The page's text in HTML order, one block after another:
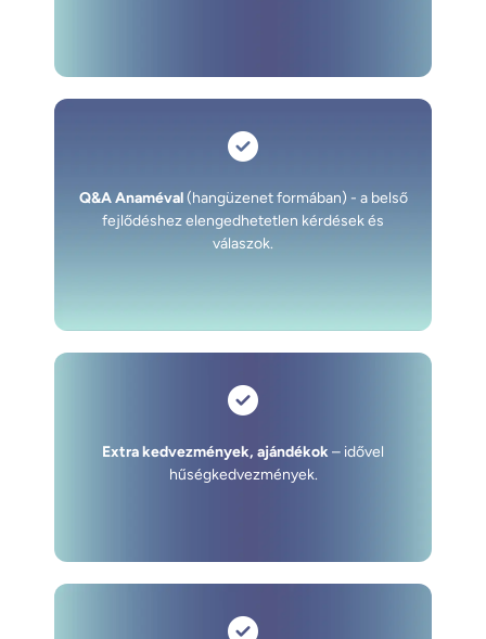
Q&A Anaméval(hangüzenet formában) - a belső
fejlődéshez elengedhetetlen kérdések és
válaszok.
Extra kedvezmények, ajándékok– idővel
hűségkedvezmények.